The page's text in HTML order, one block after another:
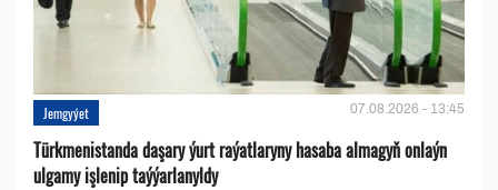
Jemgyýet 07.08.2026 - 13:45
Türkmenistanda daşary ýurt raýatlaryny hasaba almagyň onlaýn
ulgamy işlenip taýýarlanyldy